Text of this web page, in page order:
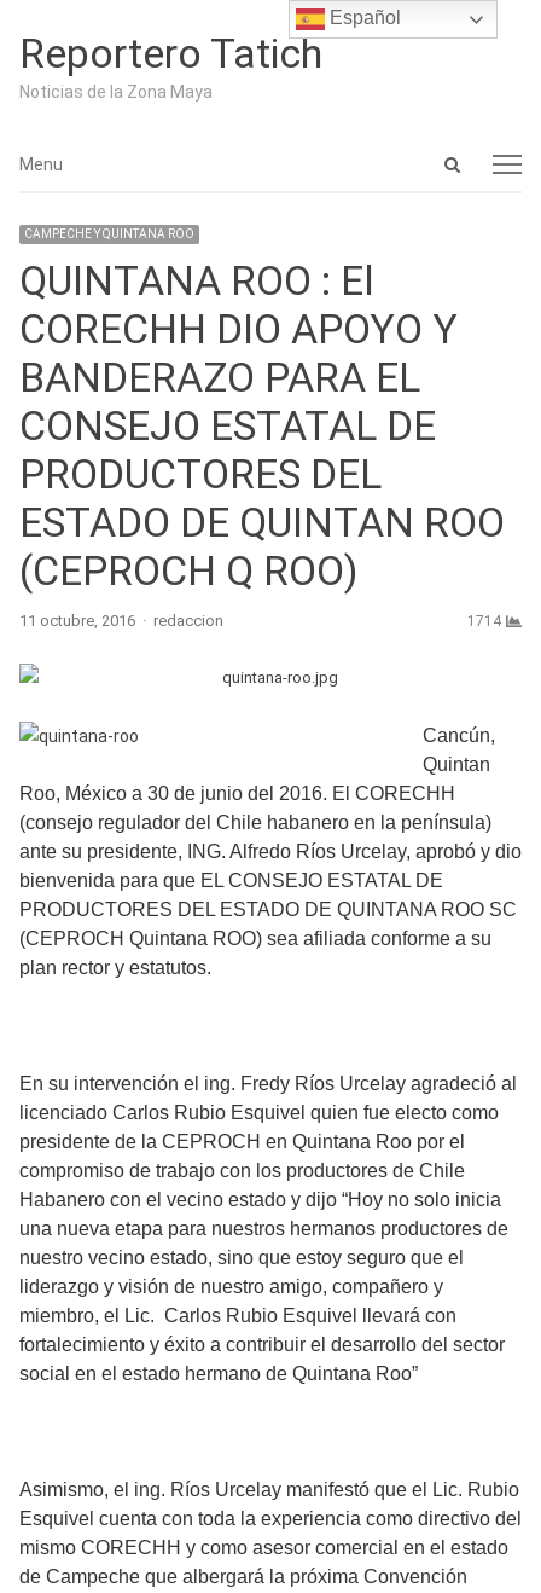
Reportero Tatich
Noticias de la Zona Maya
Open
Menu
Menu
CAMPECHE Y QUINTANA ROO
QUINTANA ROO : El
CORECHH DIO APOYO Y
BANDERAZO PARA EL
CONSEJO ESTATAL DE
PRODUCTORES DEL
ESTADO DE QUINTAN ROO
(CEPROCH Q ROO)
11 octubre, 2016 Author
redaccion 1714
Cancún,
Quintan
Roo, México a 30 de junio del 2016. El CORECHH
(consejo regulador del Chile habanero en la península)
ante su presidente, ING. Alfredo Ríos Urcelay, aprobó y dio
bienvenida para que EL CONSEJO ESTATAL DE
PRODUCTORES DEL ESTADO DE QUINTANA ROO SC
(CEPROCH Quintana ROO) sea afiliada conforme a su
plan rector y estatutos.
En su intervención el ing. Fredy Ríos Urcelay agradeció al
licenciado Carlos Rubio Esquivel quien fue electo como
presidente de la CEPROCH en Quintana Roo por el
compromiso de trabajo con los productores de Chile
Habanero con el vecino estado y dijo “Hoy no solo inicia
una nueva etapa para nuestros hermanos productores de
nuestro vecino estado, sino que estoy seguro que el
liderazgo y visión de nuestro amigo, compañero y
miembro, el Lic. Carlos Rubio Esquivel llevará con
fortalecimiento y éxito a contribuir el desarrollo del sector
social en el estado hermano de Quintana Roo”
Asimismo, el ing. Ríos Urcelay manifestó que el Lic. Rubio
Esquivel cuenta con toda la experiencia como directivo del
mismo CORECHH y como asesor comercial en el estado
de Campeche que albergará la próxima Convención
Español